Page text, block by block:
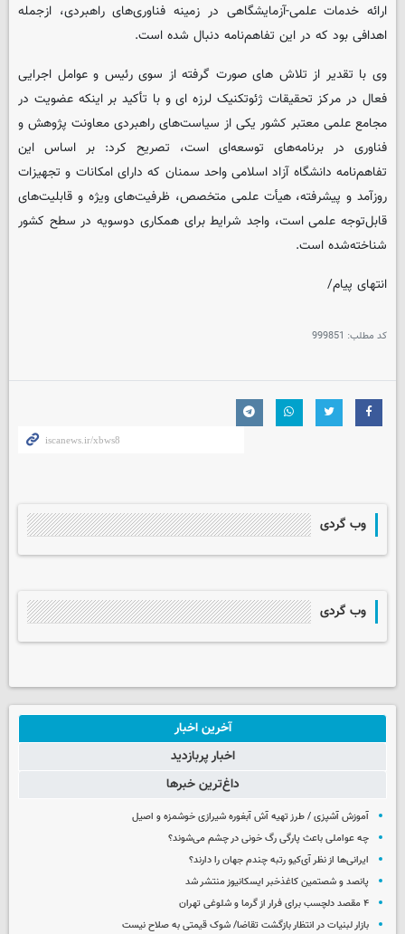
ارائه خدمات علمی-آزمایشگاهی در زمینه فناوری‌های راهبردی، ازجمله
اهدافی بود که در این تفاهم‌نامه دنبال شده است.
وی با تقدیر از تلاش های صورت گرفته از سوی رئیس و عوامل اجرایی
فعال در مرکز تحقیقات ژئوتکنیک لرزه ای و با تأکید بر اینکه عضویت در
مجامع علمی معتبر کشور یکی از سیاست‌های راهبردی معاونت پژوهش و
فناوری در برنامه‌های توسعه‌ای است، تصریح کرد: بر اساس این
تفاهم‌نامه دانشگاه آزاد اسلامی واحد سمنان که دارای امکانات و تجهیزات
روزآمد و پیشرفته، هیأت علمی متخصص، ظرفیت‌های ویژه و قابلیت‌های
قابل‌توجه علمی است، واجد شرایط برای همکاری دوسویه در سطح کشور
شناخته‌شده است.
انتهای پیام/
کد مطلب: 999851
وب گردی
وب گردی
آخرین اخبار
اخبار پربازدید
داغ‌ترین خبرها
آموزش آشپزی / طرز تهیه آش آبغوره شیرازی خوشمزه و اصیل
چه عواملی باعث پارگی رگ خونی در چشم می‌شوند؟
ایرانی‌ها از نظر آی‌کیو رتبه چندم جهان را دارند؟
پانصد و شصتمین کاغذخبر ایسکانیوز منتشر شد
۴ مقصد دلچسب برای فرار از گرما و شلوغی تهران
بازار لبنیات در انتظار بازگشت تقاضا/ شوک قیمتی به صلاح نیست